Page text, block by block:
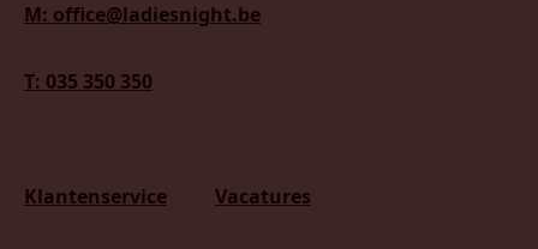
M: office@ladiesnight.be
T: 035 350 350
Klantenservice Vacatures